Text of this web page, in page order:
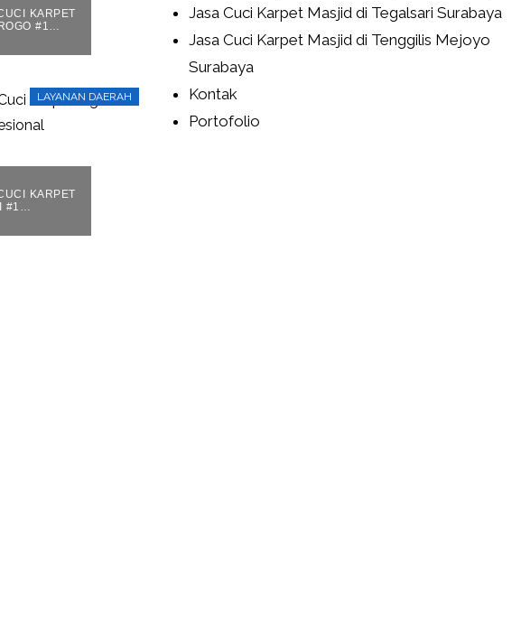
KARPET
#1
LAYANAN DAERAH
KARPET
#1
Jasa Cuci Karpet Masjid di Tegalsari Surabaya
Jasa Cuci Karpet Masjid di Tenggilis Mejoyo
Surabaya
Kontak
Portofolio